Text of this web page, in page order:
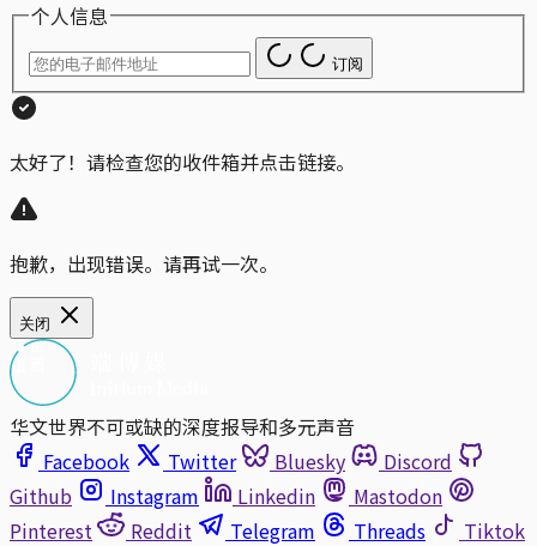
个人信息
订阅
太好了！请检查您的收件箱并点击链接。
抱歉，出现错误。请再试一次。
关闭
华文世界不可或缺的深度报导和多元声音
Facebook
Twitter Bluesky
Discord
Github
Instagram Linkedin
Mastodon
Pinterest
Reddit Telegram Threads
Tiktok